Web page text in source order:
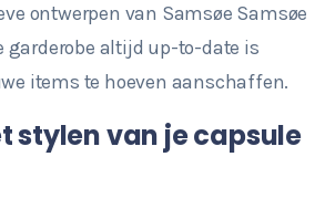
ontwerpen van Samsøe Samsøe
garderobe altijd up-to-date is
items te hoeven aanschaffen.
stylen van je capsule